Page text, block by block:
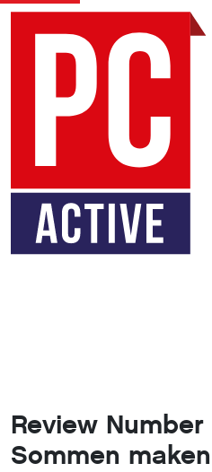
Review Number
Sommen maken